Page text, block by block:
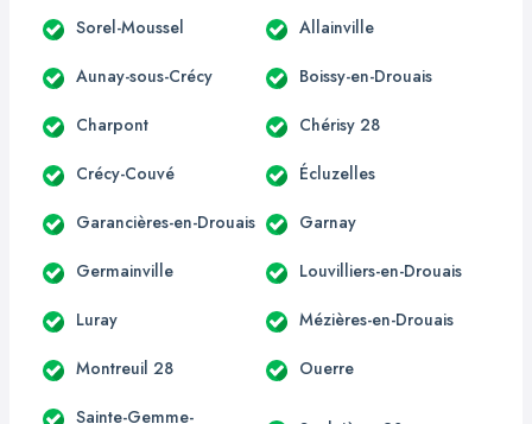
Sorel-Moussel Allainville
Aunay-sous-Crécy Boissy-en-Drouais
Charpont Chérisy 28
Crécy-Couvé Écluzelles
Garancières-en-Drouais Garnay
Germainville Louvilliers-en-Drouais
Luray Mézières-en-Drouais
Montreuil 28 Ouerre
Sainte-Gemme-